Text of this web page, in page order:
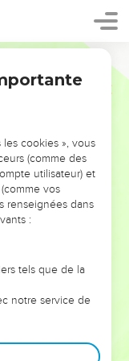
ÉVITER LES
doutes, les erreurs
même que ce
et responsables
que leurs erreurs
cookies », vous
(comme des
utilisateur) et
vos
renseignées dans
:
tels que de la
notre service de